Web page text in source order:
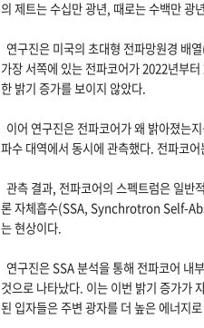
의 제트는 수십만 광년, 때로는 수백만 광
연구진은 미국의 초대형 전파망원경
가장 서쪽에 있는 전파코어가 2022년부
한 밝기 증가를 보이지 않았다.
이어 연구진은 전파코어가 왜 밝아졌
파수 대역에서 동시에 관측했다. 전파코
관측 결과, 전파코어의 스펙트럼은 일반
론 자체흡수(SSA, Synchrotron Self-
는 현상이다.
연구진은 SSA 분석을 통해 전파코어 내
것으로 나타났다. 이는 이번 밝기 증가가
된 입자들은 주변 광자를 더 높은 에너지